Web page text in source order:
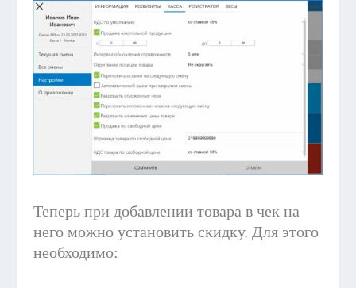
Теперь при добавлении товара в чек на
него можно установить скидку. Для этого
необходимо: